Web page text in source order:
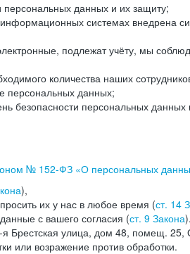
персональных данных и их защиту;
системах внедрена
подлежат учёту, мы
количества наших
персональных данных;
персональных данных
№ 152-ФЗ «О персональных
),
их у нас в любое время (ст. 14
с вашего согласия (ст. 9 Закона
я Брестская улица, дом 48, помещ.
или возражение против обработки.